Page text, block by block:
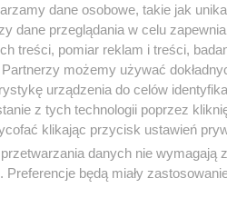
dane osobowe, takie jak
dane przeglądania w celu
treści, pomiar reklam i treści,
możemy używać
urządzenia do celów
z tych technologii poprzez
klikając przycisk ustawień
danych nie wymagają
będą miały